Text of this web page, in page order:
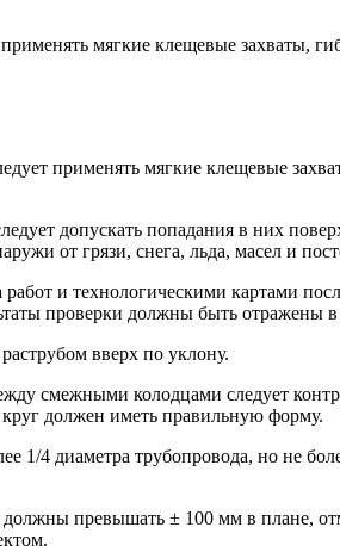
мягкие клещевые захваты,
применять мягкие клещевые
допускать попадания в них
от грязи, снега, льда, масел и
и технологическими картами
проверки должны быть отражены в
вверх по уклону.
смежными колодцами следует
должен иметь правильную форму.
1/4 диаметра трубопровода, но не
превышать ± 100 мм в плане,